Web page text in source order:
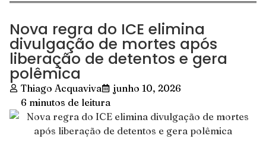
Nova regra do ICE elimina
divulgação de mortes após
liberação de detentos e gera
polêmica
Thiago Acquaviva
junho 10, 2026
6 minutos de leitura